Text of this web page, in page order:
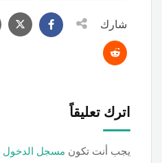
شارك
اترك تعليقاً
يجب أنت تكون مسجل الدخول